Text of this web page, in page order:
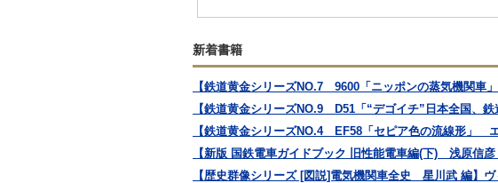
新着書籍
【鉄道黄金シリーズNO.7 9600「ニッポンの蒸気機関車
【鉄道黄金シリーズNO.9 D51「“デゴイチ”日本全国、
【鉄道黄金シリーズNO.4 EF58「セピア色の流線形」
【新版 国鉄電車ガイドブック 旧性能電車編(下) 浅原信
【歴史群像シリーズ [図説]電気機関車全史 星川武 編】